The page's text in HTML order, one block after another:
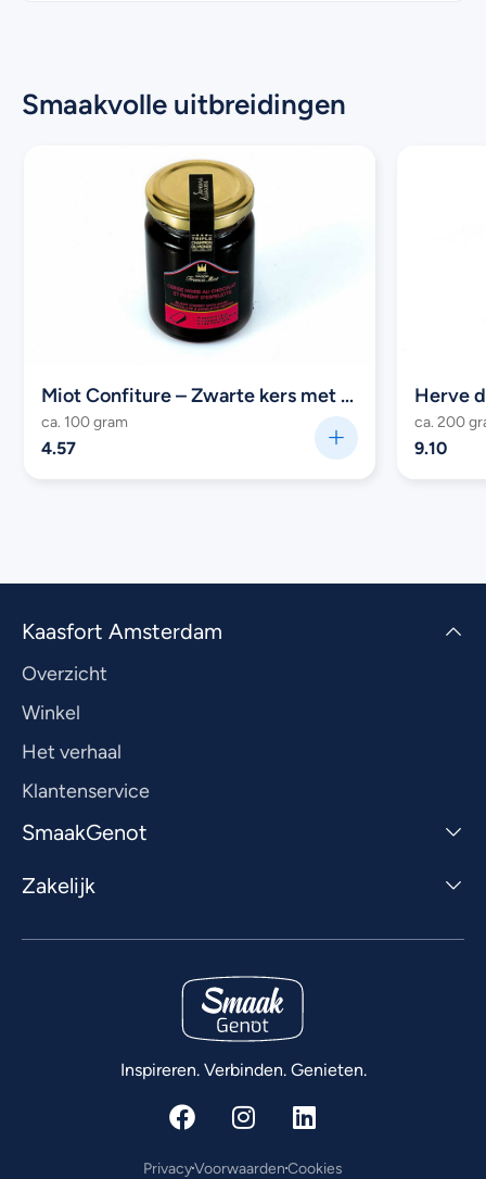
Smaakvolle uitbreidingen
Miot Confiture – Zwarte kers met chocolade en Piment d’Espelette
ca. 100 gram
4.57
Herve
ca. 200
9.10
Kaasfort Amsterdam
Overzicht
Winkel
Het verhaal
Klantenservice
SmaakGenot
Zakelijk
Inspireren. Verbinden. Genieten.
PrivacyVoorwaarden Cookies